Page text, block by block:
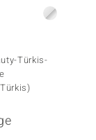
Türkis-